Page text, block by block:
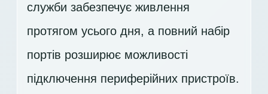
служби забезпечує живлення
протягом усього дня, а повний набір
портів розширює можливості
підключення периферійних пристроїв.